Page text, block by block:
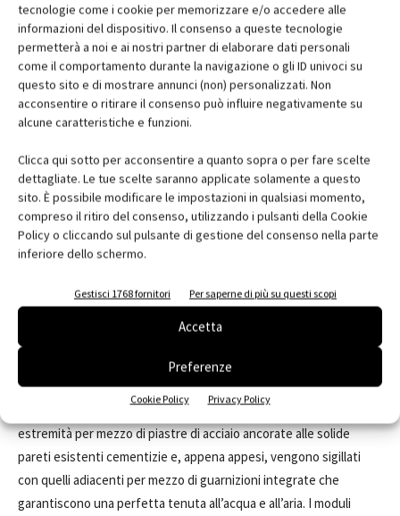
tecnologie come i cookie per memorizzare e/o accedere alle
informazioni del dispositivo. Il consenso a queste tecnologie
permetterà a noi e ai nostri partner di elaborare dati personali
come il comportamento durante la navigazione o gli ID univoci su
questo sito e di mostrare annunci (non) personalizzati. Non
acconsentire o ritirare il consenso può influire negativamente su
alcune caratteristiche e funzioni.
Clicca qui sotto per acconsentire a quanto sopra o per fare scelte
dettagliate. Le tue scelte saranno applicate solamente a questo
sito. È possibile modificare le impostazioni in qualsiasi momento,
compreso il ritiro del consenso, utilizzando i pulsanti della Cookie
Policy o cliccando sul pulsante di gestione del consenso nella parte
inferiore dello schermo.
Gestisci 1768 fornitori Per saperne di più su questi scopi
Accetta
Preferenze
Cookie Policy Privacy Policy
LA NUOVA FACCIATA: MODULI PREFABBRICATI CANGIANTI E
SFACCETTATI
Nella riqualificazione dell’involucro del silo per il grano nel porto di
Nordhavn, convertito in sofisticati alloggi di lusso, l’obiettivo dei
progettisti è stato quello di rinnovare l’immagine della
costruzione preservando al contempo, per quanto possibile, lo
spirito del vecchio edificio industriale. I Cobe hanno optato per un
intervento dall’esterno, con l’applicazione di moduli prefabbricati
di rivestimento a cassetta di acciaio galvanizzato, e hanno deciso
per la conservazione del grezzo calcestruzzo armato a vista in
tutti gli interni. I moduli sandwich sono caratterizzati da uno
industriale” nella fredda luce nordica. Molti dei pannelli
prefabbricati, montati tutti completi dei serramenti, integrano i
balconi esterni con pavimenti in doghe di legno e parapetti in
pannelli sempre di acciaio galvanizzato ma, in questo caso,
microforati per non ostacolare l’ingresso della luce e garantire
una maggiore leggerezza visiva. I moduli sono fissati alle quattro
estremità per mezzo di piastre di acciaio ancorate alle solide
pareti esistenti cementizie e, appena appesi, vengono sigillati
con quelli adiacenti per mezzo di guarnizioni integrate che
garantiscono una perfetta tenuta all’acqua e all’aria. I moduli